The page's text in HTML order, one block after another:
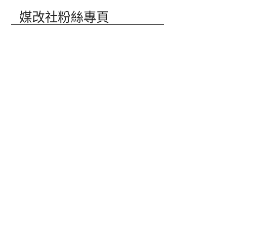
媒改社粉絲專頁